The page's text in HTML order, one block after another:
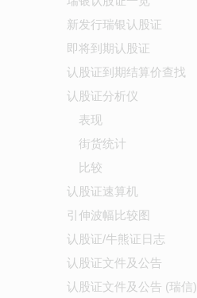
新发行瑞银认股证
即将到期认股证
认股证到期结算价查找
认股证分析仪
表现
街货统计
比较
认股证速算机
引伸波幅比较图
认股证/牛熊证日志
认股证文件及公告
认股证文件及公告 (瑞信)